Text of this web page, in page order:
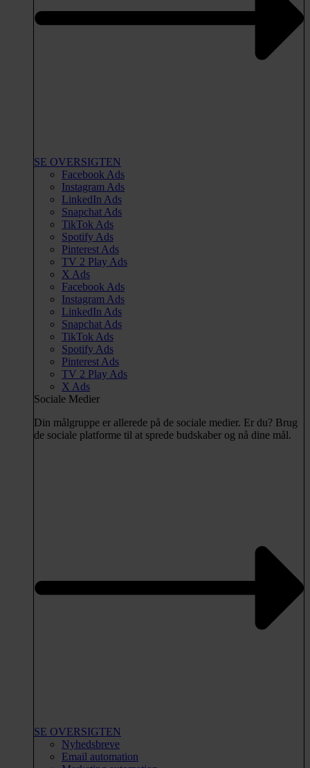
SE OVERSIGTEN
Facebook Ads
Instagram Ads
LinkedIn Ads
Snapchat Ads
TikTok Ads
Spotify Ads
Pinterest Ads
TV 2 Play Ads
X Ads
Facebook Ads
Instagram Ads
LinkedIn Ads
Snapchat Ads
TikTok Ads
Spotify Ads
Pinterest Ads
TV 2 Play Ads
X Ads
Sociale Medier
Din målgruppe er allerede på de sociale medier. Er du? Brug
de sociale platforme til at sprede budskaber og nå dine mål.
SE OVERSIGTEN
Nyhedsbreve
Email automation